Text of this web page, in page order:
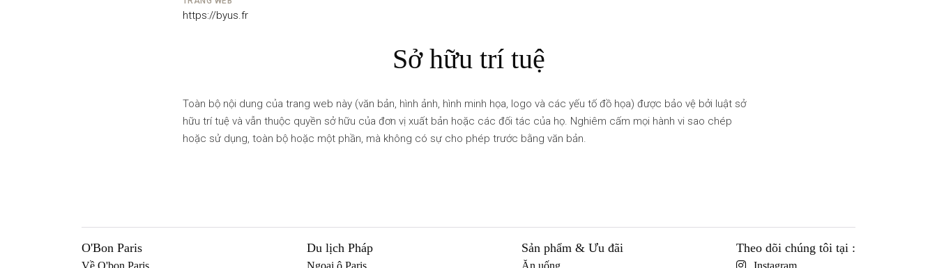
https://byus.fr
Sở hữu trí tuệ
Toàn bộ nội dung của trang web này (văn bản, hình ảnh, hình minh họa, logo và các yếu tố đồ họa) được bảo vệ bởi luật sở
hữu trí tuệ và vẫn thuộc quyền sở hữu của đơn vị xuất bản hoặc các đối tác của họ. Nghiêm cấm mọi hành vi sao chép
hoặc sử dụng, toàn bộ hoặc một phần, mà không có sự cho phép trước bằng văn bản.
O'Bon Paris
Về O'bon Paris
Du lịch Pháp
Ngoại ô Paris
Sản phẩm & Ưu đãi
Ăn uống
Theo dõi chúng tôi tại :
Instagram